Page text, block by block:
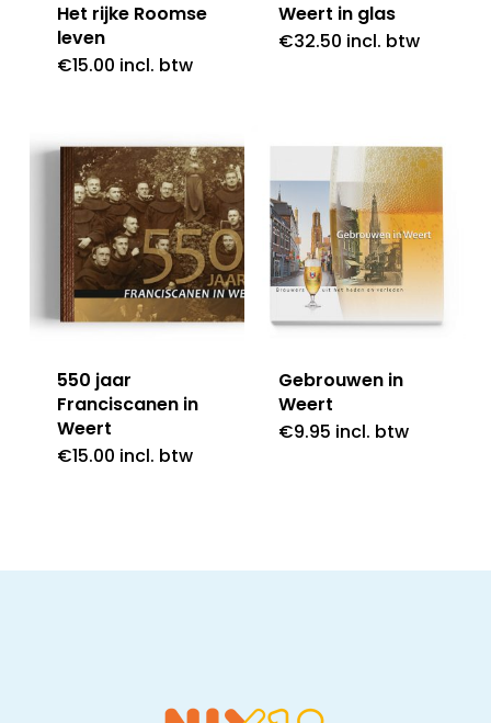
Het rijke Roomse
leven
€15.00 incl. btw
Weert in glas
€32.50 incl. btw
550 jaar
Franciscanen in
Weert
€15.00 incl. btw
Gebrouwen in
Weert
€9.95 incl. btw